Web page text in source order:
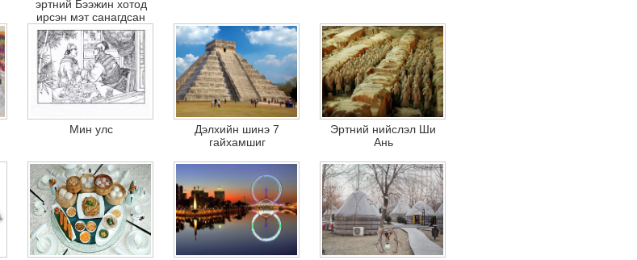
эртний Бээжин хотод
ирсэн мэт санагдсан
Мин улс
Дэлхийн шинэ 7
гайхамшиг
Эртний нийслэл Ши
Ань